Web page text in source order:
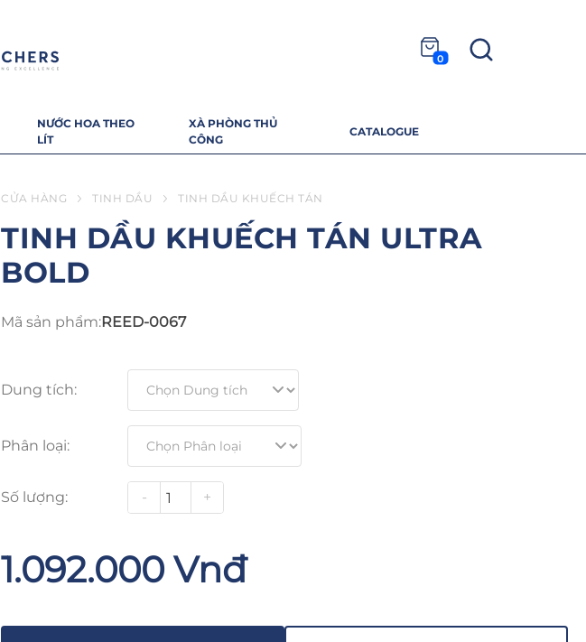
NƯỚC HOA THEO
LÍT
XÀ PHÒNG THỦ
CÔNG
CATALOGUE
0
CỬA HÀNG TINH DẦU TINH DẦU KHUẾCH TÁN
TINH DẦU KHUẾCH TÁN ULTRA
BOLD
Mã sản phẩm:REED-0067
Dung tích:
Phân loại:
Số lượng: - +
1.092.000 Vnđ